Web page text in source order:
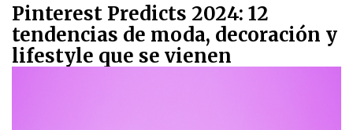
Pinterest Predicts 2024: 12
tendencias de moda, decoración y
lifestyle que se vienen